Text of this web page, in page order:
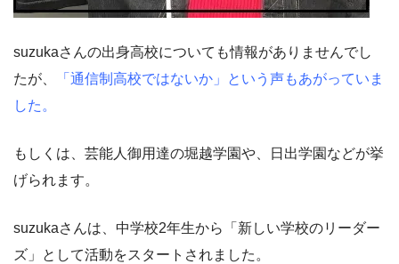
suzukaさんの出身高校についても情報がありませんでし
たが、
「通信制高校ではないか」という声もあがっていま
した。
もしくは、芸能人御用達の堀越学園や、日出学園などが挙
げられます。
suzukaさんは、中学校2年生から「新しい学校のリーダー
ズ」として活動をスタートされました。